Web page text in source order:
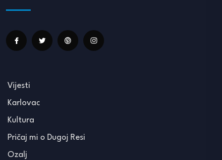
Vijesti
Karlovac
Kultura
Pričaj mi o Dugoj Resi
Ozalj